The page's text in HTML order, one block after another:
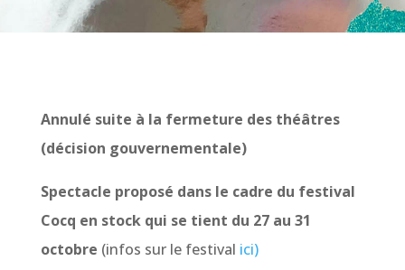
Annulé suite à la fermeture des théâtres
(décision gouvernementale)
Spectacle proposé dans le cadre du festival
Cocq en stock qui se tient du 27 au 31
octobre (infos sur le festival ici)